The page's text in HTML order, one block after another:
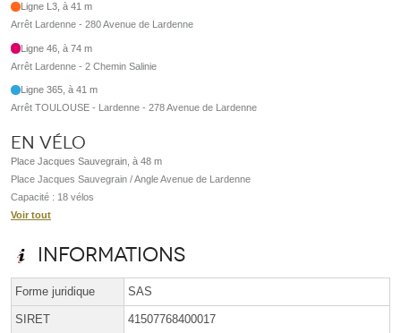
Ligne L3, à 41 m
Arrêt Lardenne - 280 Avenue de Lardenne
Ligne 46, à 74 m
Arrêt Lardenne - 2 Chemin Salinie
Ligne 365, à 41 m
Arrêt TOULOUSE - Lardenne - 278 Avenue de Lardenne
En vélo
Place Jacques Sauvegrain, à 48 m
Place Jacques Sauvegrain / Angle Avenue de Lardenne
Capacité : 18 vélos
Voir tout
Informations
Forme juridique SAS
SIRET 41507768400017